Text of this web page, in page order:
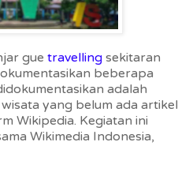
gue travelling sekitaran
beberapa
adalah
yang belum ada artikel
Wikipedia. Kegiatan ini
Wikimedia Indonesia,